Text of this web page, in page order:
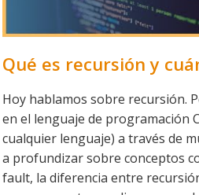
Qué es recursión y
Hoy hablamos sobre recursión.
en el lenguaje de programación
cualquier lenguaje) a través de
a profundizar sobre conceptos
fault, la diferencia entre